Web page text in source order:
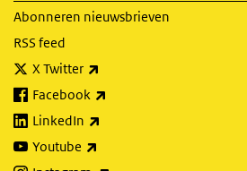
Abonneren nieuwsbrieven
RSS feed
X Twitter
Facebook
LinkedIn
Youtube